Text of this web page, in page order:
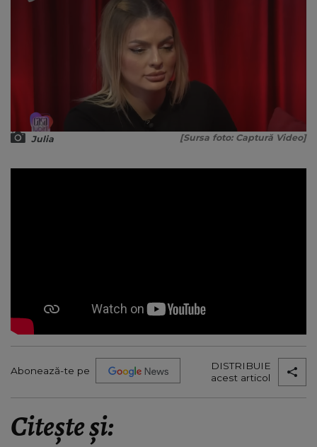
Julia [Sursa foto: Captură Video]
Abonează-te pe
DISTRIBUIE
acest articol
Citește și: